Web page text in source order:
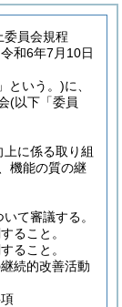
委員会規程
令和6年7月10日
という。)に、
(以下「委員
に係る取り組
機能の質の継
て審議する。
ること。
ること。
続的改善活動